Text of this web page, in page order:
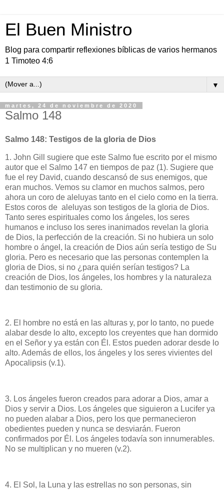
El Buen Ministro
Blog para compartir reflexiones bíblicas de varios hermanos
1 Timoteo 4:6
▼
martes, 24 de noviembre de 2020
Salmo 148
Salmo 148: Testigos de la gloria de Dios
1. John Gill sugiere que este Salmo fue escrito por el mismo
autor que el Salmo 147 en tiempos de paz (1). Sugiere que
fue el rey David, cuando descansó de sus enemigos, que
eran muchos. Vemos su clamor en muchos salmos, pero
ahora un coro de aleluyas tanto en el cielo como en la tierra.
Estos coros de aleluyas son testigos de la gloria de Dios.
Tanto seres espirituales como los ángeles, los seres
humanos e incluso los seres inanimados revelan la gloria
de Dios, la perfección de la creación. Si no hubiera un solo
hombre o ángel, la creación de Dios aún sería testigo de Su
gloria. Pero es necesario que las personas contemplen la
gloria de Dios, si no ¿para quién serían testigos? La
creación de Dios, los ángeles, los hombres y la naturaleza
dan testimonio de su gloria.
2. El hombre no está en las alturas y, por lo tanto, no puede
alabar desde lo alto, excepto los creyentes que han dormido
en el Señor y ya están con Él. Estos pueden adorar desde lo
alto. Además de ellos, los ángeles y los seres vivientes del
Apocalipsis (v.1).
3. Los ángeles fueron creados para adorar a Dios, amar a
Dios y servir a Dios. Los ángeles que siguieron a Lucifer ya
no pueden alabar a Dios, pero los que permanecieron
obedientes pueden y nunca se desviarán. Fueron
confirmados por Él. Los ángeles todavía son innumerables.
No se multiplican y no mueren (v.2).
4. El Sol, la Luna y las estrellas no son personas, sin